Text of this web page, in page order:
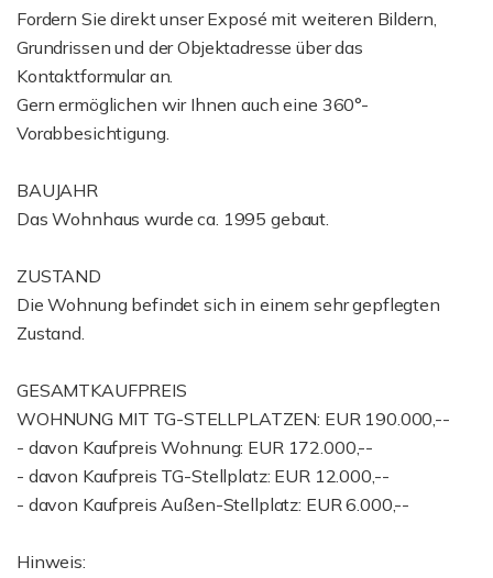
Fordern Sie direkt unser Exposé mit weiteren Bildern,
Grundrissen und der Objektadresse über das
Kontaktformular an.
Gern ermöglichen wir Ihnen auch eine 360°-
Vorabbesichtigung.
BAUJAHR
Das Wohnhaus wurde ca. 1995 gebaut.
ZUSTAND
Die Wohnung befindet sich in einem sehr gepflegten
Zustand.
GESAMTKAUFPREIS
WOHNUNG MIT TG-STELLPLATZEN: EUR 190.000,--
- davon Kaufpreis Wohnung: EUR 172.000,--
- davon Kaufpreis TG-Stellplatz: EUR 12.000,--
- davon Kaufpreis Außen-Stellplatz: EUR 6.000,--
Hinweis: